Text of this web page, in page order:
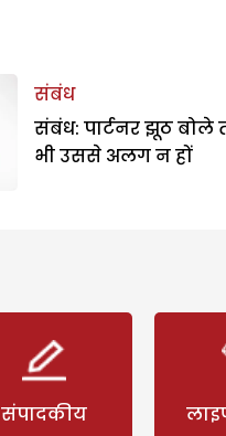
संबंध
संबंध: पार्टनर झूठ बोले
भी उससे अलग न हों
संपादकीय